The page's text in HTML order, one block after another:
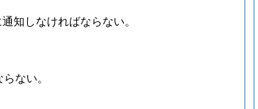
知しなければならない。
ない。